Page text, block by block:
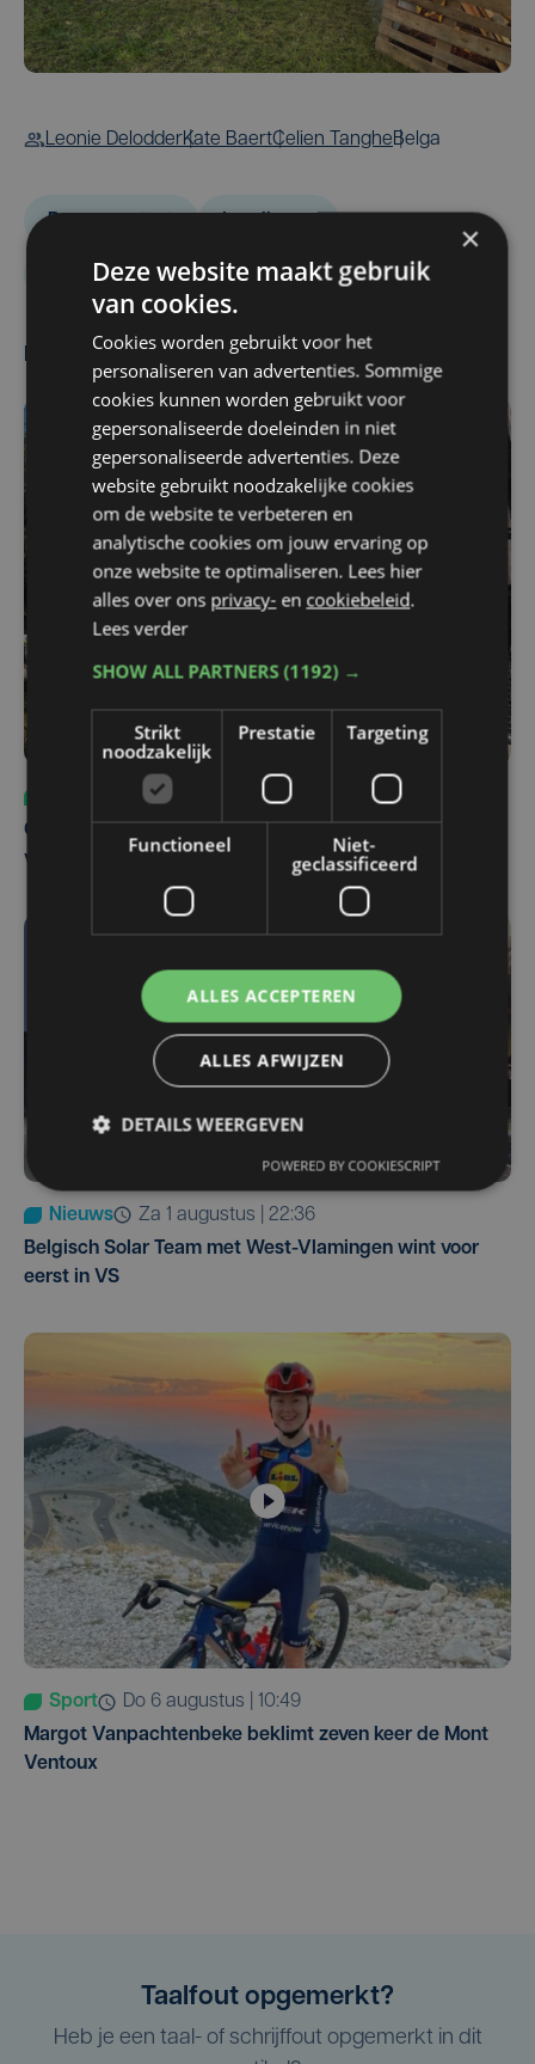
Leonie DelodderKate BaertCelien TangheBelga
Boerenprotest
Europese Unie Mercosur
Meest gelezen
ma 3 augustus | 17:39
Champions League leeft in Oostende: lange wachtrij
voor tickets Union - Bodø/Glimt
Nieuws
za 1 augustus | 22:36
Belgisch Solar Team met West-Vlamingen wint voor
eerst in VS
Sport
do 6 augustus | 10:49
Margot Vanpachtenbeke beklimt zeven keer de Mont
Ventoux
Taalfout opgemerkt?
Heb je een taal- of schrijffout opgemerkt in dit
×
Deze website maakt gebruik
van cookies.
Cookies worden gebruikt voor het
personaliseren van advertenties. Sommige
cookies kunnen worden gebruikt voor
gepersonaliseerde doeleinden in niet
gepersonaliseerde advertenties. Deze
website gebruikt noodzakelijke cookies
om de website te verbeteren en
analytische cookies om jouw ervaring op
onze website te optimaliseren. Lees hier
alles over ons privacy- en cookiebeleid.
Lees verder
SHOW ALL PARTNERS(1192) →
Strikt
noodzakelijk
Prestatie Targeting
Functioneel
Niet-
geclassificeerd
ALLES ACCEPTEREN
ALLES AFWIJZEN
DETAILS WEERGEVEN
POWERED BY COOKIESCRIPT